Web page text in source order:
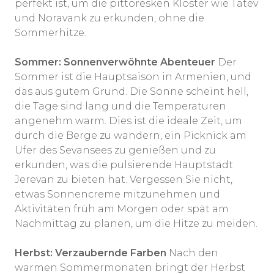
perfekt ist, um die pittoresken Klöster wie Tatev
und Noravank zu erkunden, ohne die
Sommerhitze.
Sommer: Sonnenverwöhnte Abenteuer Der
Sommer ist die Hauptsaison in Armenien, und
das aus gutem Grund. Die Sonne scheint hell,
die Tage sind lang und die Temperaturen
angenehm warm. Dies ist die ideale Zeit, um
durch die Berge zu wandern, ein Picknick am
Ufer des Sevansees zu genießen und zu
erkunden, was die pulsierende Hauptstadt
Jerevan zu bieten hat. Vergessen Sie nicht,
etwas Sonnencreme mitzunehmen und
Aktivitäten früh am Morgen oder spät am
Nachmittag zu planen, um die Hitze zu meiden.
Herbst: Verzaubernde Farben Nach den
warmen Sommermonaten bringt der Herbst